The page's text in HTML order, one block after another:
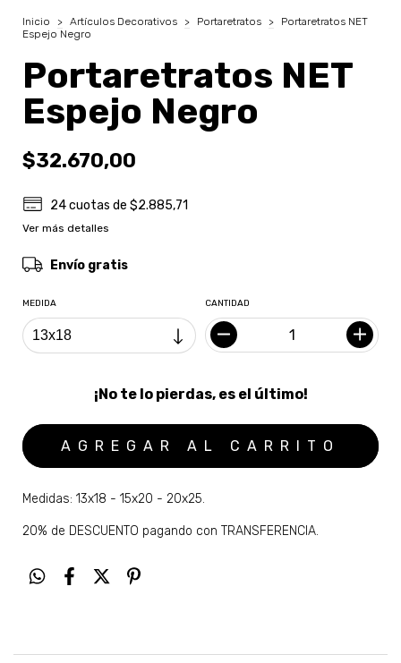
Inicio > Artículos Decorativos > Portaretratos >
Portaretratos NET
Espejo Negro
Portaretratos NET
Espejo Negro
$32.670,00
24cuotas de$2.885,71
Ver más detalles
Envío gratis
MEDIDA CANTIDAD
¡No te lo pierdas, es el último!
Medidas: 13x18 - 15x20 - 20x25.
20% de DESCUENTO pagando con TRANSFERENCIA.